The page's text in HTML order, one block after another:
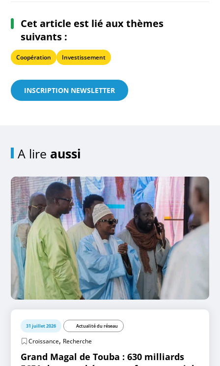
Cet article est lié aux thèmes
suivants :
Coopération Investissement
INSCRIPTION NEWSLETTER
A lire aussi
31 juillet 2026 Actualité du réseau
Croissance, Recherche
Grand Magal de Touba : 630 milliards